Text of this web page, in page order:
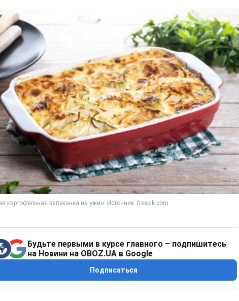
Будьте первыми в курсе главного – подпишитесь
на Новини на OBOZ.UA в Google
Подписаться